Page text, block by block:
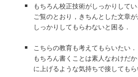
もちろん校正技術がしっかりしてい
ご覧のとおり，きちんとした文章
しっかりしてもらわないと困る．
こちらの教育も考えてもらいたい．
もちろん書くことは素人なわけだ
に上げるような気持ちで接してもら